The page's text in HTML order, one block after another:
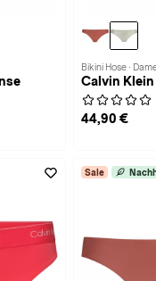
Bikini Hose ·
Calvin Klein
44,90 €
Sale